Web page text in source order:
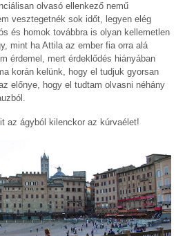
olvasó ellenkező nemű
vesztegetnék sok időt, legyen elég
és homok továbbra is olyan kellemetlen
mint ha Attila az ember fia orra alá
érdemel, mert érdeklődés hiányában
korán kelünk, hogy el tudjuk gyorsan
előnye, hogy el tudtam olvasni néhány
az ágyból kilenckor az kúrvaélet!